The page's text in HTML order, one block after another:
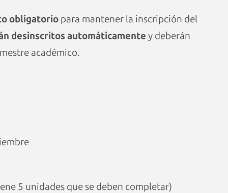
obligatoriopara mantener la inscripción del
desinscritos automáticamente y deberán
académico.
5 unidades que se deben completar)